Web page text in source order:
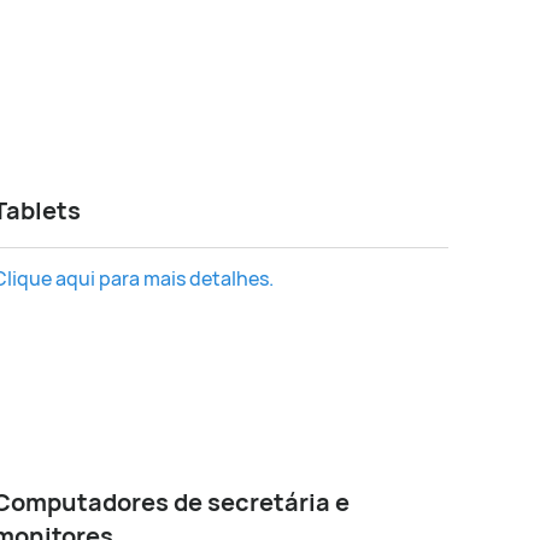
aqui para mais detalhes.
de secretária e